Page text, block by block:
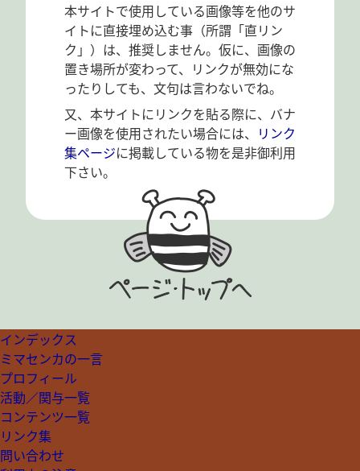
本サイトで使用している画像等を他のサ
イトに直接埋め込む事（所謂「直リン
ク」）は、推奨しません。仮に、画像の
置き場所が変わって、リンクが無効にな
ったりしても、文句は言わないでね。
又、本サイトにリンクを貼る際に、バナ
ー画像を使用されたい場合には、 リンク
集ページに掲載している物を是非御利用
下さい。
インデックス
ミマセンカの一言
プロフィール
活動／関与一覧
コンテンツ一覧
リンク集
問い合わせ